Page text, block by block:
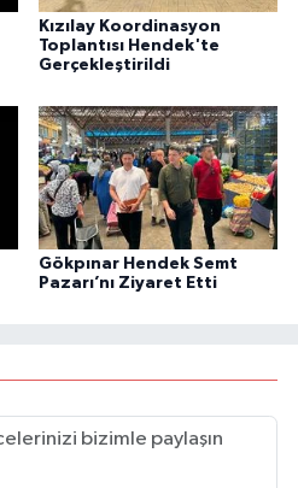
Kızılay Koordinasyon
Toplantısı Hendek'te
Gerçekleştirildi
Gökpınar Hendek Semt
Pazarı’nı Ziyaret Etti